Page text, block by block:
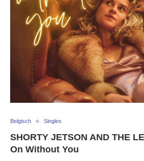
Belgisch Singles
SHORTY JETSON AND THE
On Without You